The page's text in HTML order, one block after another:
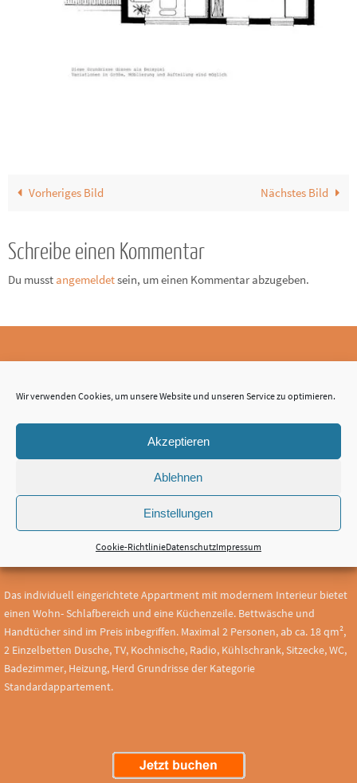
Wir verwenden Cookies, um unsere Website und unseren Service zu optimieren.
Akzeptieren
Ablehnen
Einstellungen
Cookie-RichtlinieDatenschutzImpressum
Vorheriges Bild Nächstes Bild
Schreibe einen Kommentar
Du musst angemeldetsein, um einen Kommentar abzugeben.
Das individuell eingerichtete Appartment mit modernem Interieur bietet
einen Wohn- Schlafbereich und eine Küchenzeile. Bettwäsche und
Handtücher sind im Preis inbegriffen. Maximal 2 Personen, ab ca. 18 qm²,
2 Einzelbetten Dusche, TV, Kochnische, Radio, Kühlschrank, Sitzecke, WC,
Badezimmer, Heizung, Herd Grundrisse der Kategorie
Standardappartement.